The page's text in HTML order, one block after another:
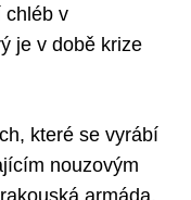
chléb v
je v době krize
které se vyrábí
nouzovým